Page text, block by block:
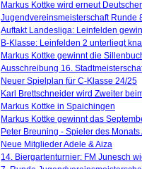
Markus Kottke wird erneut
Jugendvereinsmeisterschaft Runde
Auftakt Landesliga: Leinfelden
B-Klasse: Leinfelden 2 unterliegt
Markus Kottke gewinnt die
Ausschreibung 16.
Neuer Spielplan für C-Klasse 24/25
Karl Brettschneider wird Zweiter
Markus Kottke in Spaichingen
Markus Kottke gewinnt das
Peter Breuning - Spieler des Monats
Neue Mitglieder Adele & Aiza
14. Biergartenturnier: FM Junesch